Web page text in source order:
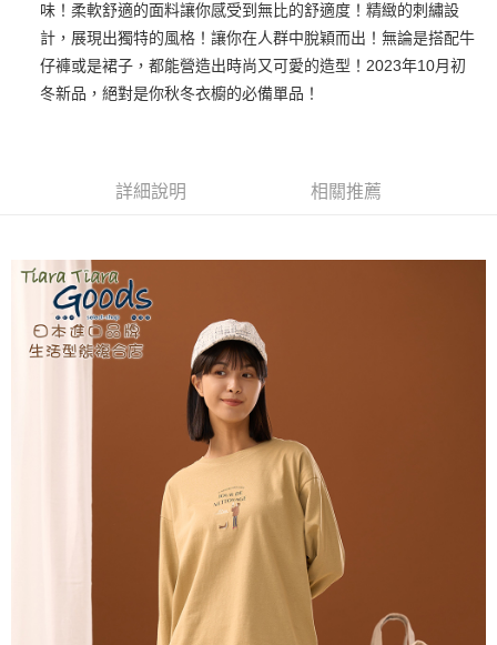
街口支付
悠遊付
Google Pay
AFTEE先享後付
便利好安心！
１．簡單：不需註冊會員、不需綁卡、不需儲值。
２．便利：只要手機號碼，簡訊認證，即可結帳。
３．安心：先確認商品／服務後，再付款。
【「AFTEE先享後付」結帳流程】
１．於結帳方式選擇「AFTEE先享後付」後，將跳轉至「AFTEE先享後付」
結帳頁面，進行簡訊認證並確認金額後，即可完成結帳。
２．訂單成立數日內，您將收到繳費通知簡訊。
３．收到繳費通知簡訊後14天內，點擊此簡訊中的連結，可透過四大超商／
ATM／網路銀行／等多元方式進行付款，方視為交易完成。
※ 請注意：結帳手續完成當下不需立刻繳費，但若您需要取消訂單，請聯絡
購買商品的店家。未經商家同意取消之訂單仍視為有效，需透過AFTEE先享
後付繳納相關費用。
※ 交易是否成功請以「AFTEE先享後付 」之結帳頁面顯示為準，若有關於
是否繳費成功／繳費後需取消欲退款等相關疑問，請聯繫「AFTEE先享後付
https://netprotections.freshdesk.com/support/home
運送方式
全家取貨付款
每筆NT$60，滿NT$1,800(含以上)免運費
每筆NT$60，滿NT$1,800(含以上)免運費
每筆NT$60，滿NT$2,000(含以上)免運費
每筆NT$60，滿NT$2,000(含以上)免運費
黑貓宅急便(包裹尺寸60cm以下)
味！柔軟舒適的面料讓你感受到無比的舒適度！精緻的刺繡設
計，展現出獨特的風格！讓你在人群中脫穎而出！無論是搭配牛
仔褲或是裙子，都能營造出時尚又可愛的造型！2023年10月初
冬新品，絕對是你秋冬衣櫥的必備單品！
詳細說明 相關推薦